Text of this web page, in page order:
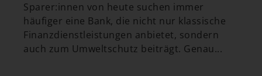
Sparer:innen von heute suchen immer
häufiger eine Bank, die nicht nur klassische
Finanzdienstleistungen anbietet, sondern
auch zum Umweltschutz beiträgt. Genau...